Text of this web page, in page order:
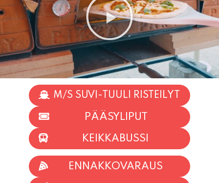
M/S SUVI-TUULI RISTEILYT
PÄÄSYLIPUT
KEIKKABUSSI
TAPAHTUMAT
INFO